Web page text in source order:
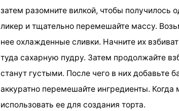
затем разомните вилкой, чтобы получилось
ликер и тщательно перемешайте массу.
нее охлажденные сливки. Начните их
туда сахарную пудру. Затем продолжайте
станут густыми. После чего в них добавьте
аккуратно перемешайте ингредиенты.
использовать ее для создания торта.